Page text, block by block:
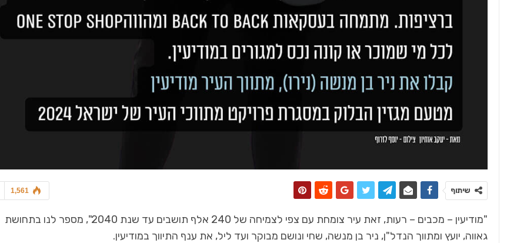
1,561 שיתוף
"מודיעין – מכבים – רעות, זאת עיר צומחת עם צפי לצמיחה של 240 אלף תושבים עד שנת 2040", מספר לנו בתחושת
גאווה, יועץ ומתווך הנדל"ן, ניר בן מנשה, שחי ונושם מבוקר ועד ליל, את ענף התיווך במודיעין.
כל מה שחם בנדל"ן
סקירה רבעונית -מחירי הדיור מאת אוהד
דנוס, מומחה נדל״ן
כל מה שחם בנדל"ן
רגע לפני חגיגות העצמאות, מעצב
הרהיטים ארז לוי חושף: אלה…